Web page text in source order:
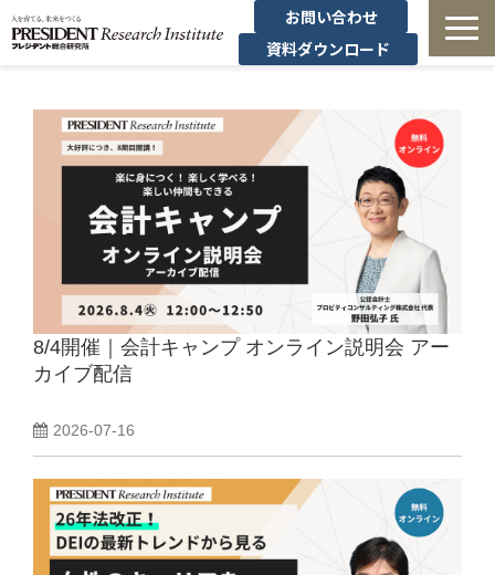
お問い合わせ
資料ダウンロード
有料講座
無料セミナー
導入事例・コラム
経営者の学び
定額制オンデマンド研修
講師一覧
8/4開催｜会計キャンプ オンライン説明会 アー
カイブ配信
2026-07-16